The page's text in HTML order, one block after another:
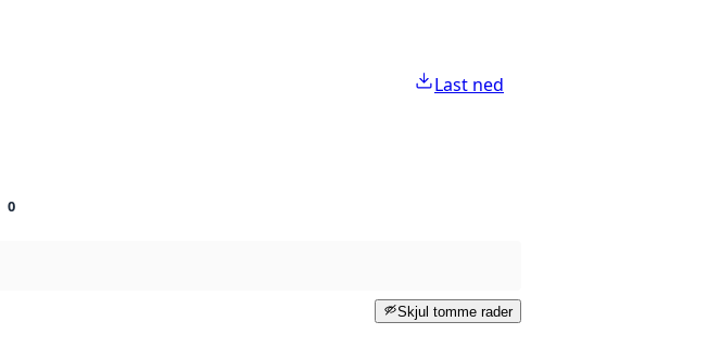
Last ned
0
Skjul tomme rader